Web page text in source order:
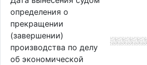
определения о
прекращении
(завершении)
производства по делу
об экономической